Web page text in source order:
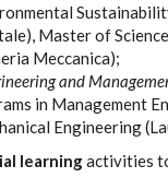
Master of
Meccanica);
and
in Management
Engineering
learningactivities